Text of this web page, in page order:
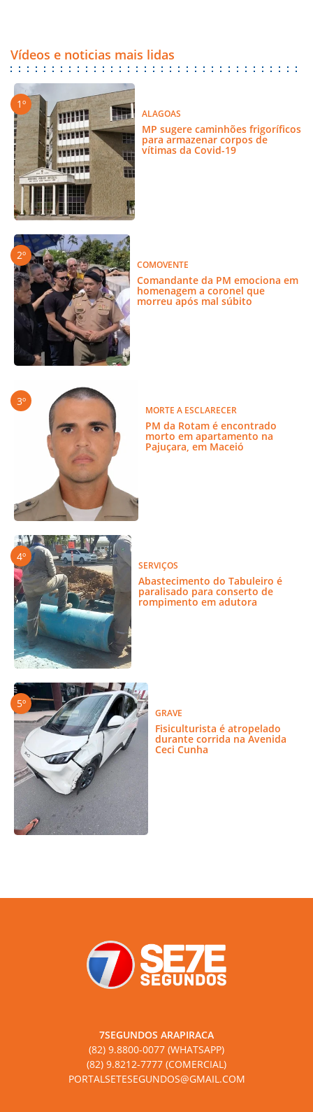
Vídeos e noticias mais lidas
ALAGOAS
MP sugere caminhões frigoríficos
para armazenar corpos de
vítimas da Covid-19
COMOVENTE
Comandante da PM emociona em
homenagem a coronel que
morreu após mal súbito
MORTE A ESCLARECER
PM da Rotam é encontrado
morto em apartamento na
Pajuçara, em Maceió
SERVIÇOS
Abastecimento do Tabuleiro é
paralisado para conserto de
rompimento em adutora
GRAVE
Fisiculturista é atropelado
durante corrida na Avenida
Ceci Cunha
7SEGUNDOS ARAPIRACA
(82) 9.8800-0077 (WHATSAPP)
(82) 9.8212-7777 (COMERCIAL)
PORTALSETESEGUNDOS@GMAIL.COM